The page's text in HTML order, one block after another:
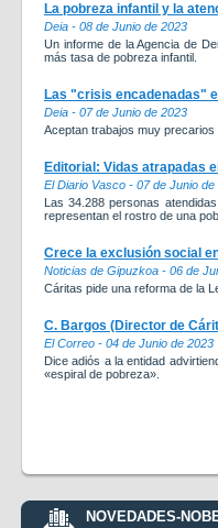
La pobreza infantil y la
Deia - 08 de Junio de 2023
Un informe de la Agencia de
más tasa de pobreza infantil.
Las "crisis encadenadas"
Deia - 07 de Junio de 2023
Aceptan trabajos muy
Editorial: Vidas atrapadas
El Diario Vasco - 07 de Junio de
Las 34.288 personas
representan el rostro de una
Crece la exclusión social
Noticias de Gipuzkoa - 06 de
Cáritas pide una reforma de la
C. Bargos (Director de
El Correo - 04 de Junio de 2023
Dice adiós a la entidad
«espiral de pobreza».
NOVEDADES-